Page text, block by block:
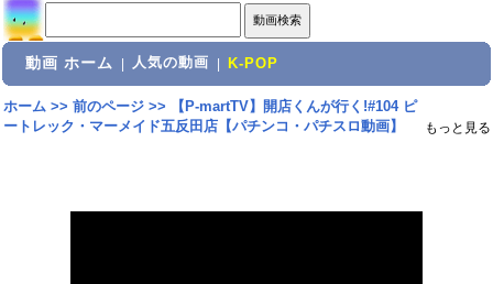
動画 ホーム 人気の動画 K-POP
ホーム>> 前のページ>>
【P-martTV】開店くんが行く!#104 ピ
ートレック・マーメイド五反田店【パチンコ・パチスロ動画】
もっと見る